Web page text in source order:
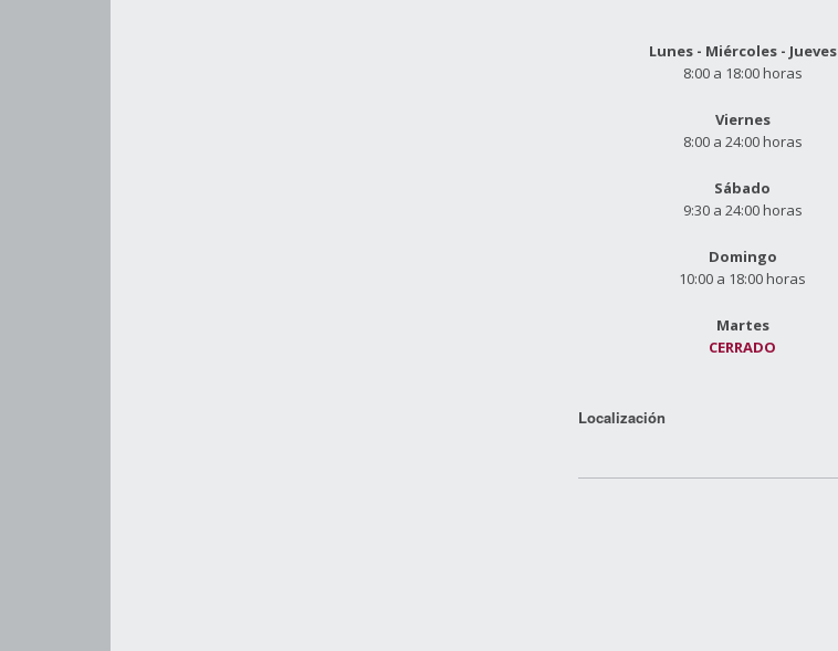
Lunes - Miércoles - Jueves
8:00 a 18:00 horas
Viernes
8:00 a 24:00 horas
Sábado
9:30 a 24:00 horas
Domingo
10:00 a 18:00 horas
Martes
CERRADO
Localización